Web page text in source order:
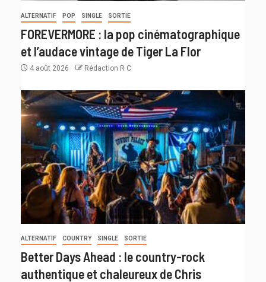
ALTERNATIF POP SINGLE SORTIE
FOREVERMORE : la pop cinématographique
et l’audace vintage de Tiger La Flor
4 août 2026 Rédaction R C
ALTERNATIF COUNTRY SINGLE SORTIE
Better Days Ahead : le country-rock
authentique et chaleureux de Chris